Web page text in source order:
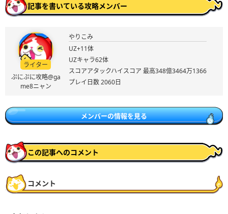
記事を書いている攻略メンバー
ライター
ぷにぷに攻略@ga
me8ニャン
やりこみ
UZ+11体
UZキャラ62体
スコアアタックハイスコア 最高348億3464万1366
プレイ日数 2060日
メンバーの情報を見る
この記事へのコメント
コメント